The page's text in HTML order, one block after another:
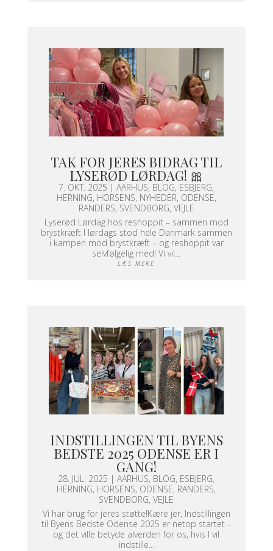
TAK FOR JERES BIDRAG TIL
LYSERØD LØRDAG! 🎀
7. OKT. 2025 |AARHUS, BLOG, ESBJERG,
HERNING, HORSENS, NYHEDER, ODENSE,
RANDERS, SVENDBORG, VEJLE
Lyserød Lørdag hos reshoppit – sammen mod
brystkræft I lørdags stod hele Danmark sammen
i kampen mod brystkræft – og reshoppit var
selvfølgelig med! Vi vil...
LÆS MERE
INDSTILLINGEN TIL BYENS
BEDSTE 2025 ODENSE ER I
GANG!
28. JUL. 2025 |AARHUS, BLOG, ESBJERG,
HERNING, HORSENS, ODENSE, RANDERS,
SVENDBORG,VEJLE
Vi har brug for jeres støtte!Kære jer, Indstillingen
til Byens Bedste Odense 2025 er netop startet –
og det ville betyde alverden for os, hvis I vil
indstille...